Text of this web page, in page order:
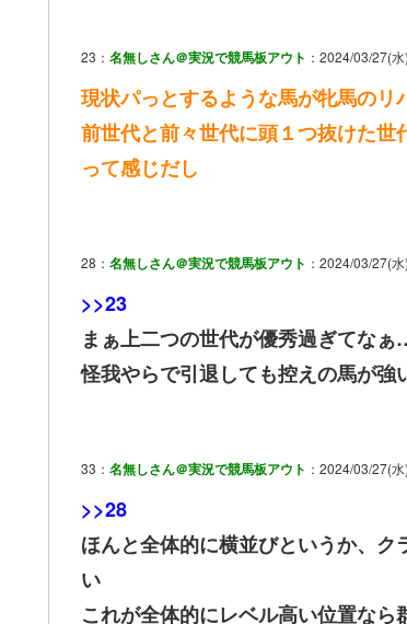
23： 名無しさん＠実況で競馬板アウト ：2024/03/27(
現状パっとするような馬が牝馬の
前世代と前々世代に頭１つ抜けた
って感じだし
28： 名無しさん＠実況で競馬板アウト ：2024/03/27(
>>23
まぁ上二つの世代が優秀過ぎてな
怪我やらで引退しても控えの馬が強
33： 名無しさん＠実況で競馬板アウト ：2024/03/27(
>>28
ほんと全体的に横並びというか、
い
これが全体的にレベル高い位置な